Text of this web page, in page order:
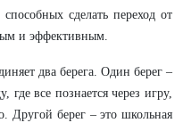
сделать переход от
и эффективным.
два берега. Один берег –
где все познается через игру,
Другой берег – это школьная